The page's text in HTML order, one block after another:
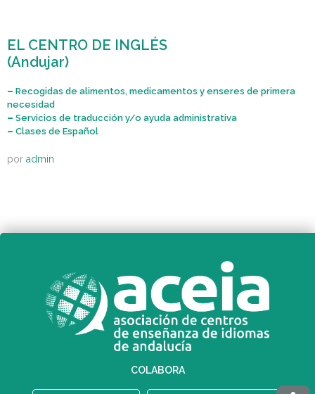
EL CENTRO DE INGLÉS
(Andujar)
– Recogidas de alimentos, medicamentos y enseres de primera
necesidad
– Servicios de traducción y/o ayuda administrativa
– Clases de Español
por admin
COLABORA